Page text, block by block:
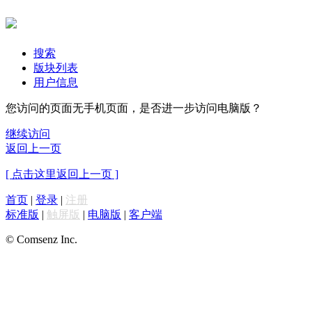
搜索
版块列表
用户信息
您访问的页面无手机页面，是否进一步访问电脑版？
继续访问
返回上一页
[ 点击这里返回上一页 ]
首页 | 登录 | 注册
标准版 | 触屏版 | 电脑版 | 客户端
© Comsenz Inc.